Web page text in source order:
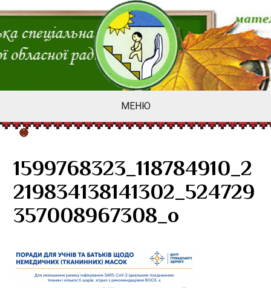
МЕНЮ
1599768323_118784910_2
219834138141302_524729
357008967308_o